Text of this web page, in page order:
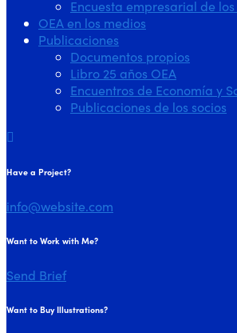
Encuesta empresarial de
OEA en los medios
Publicaciones
Documentos propios
Libro 25 años OEA
Encuentros de Economía y
Publicaciones de los socios
Have a Project?
info@website.com
Want to Work with Me?
Send Brief
Want to Buy Illustrations?